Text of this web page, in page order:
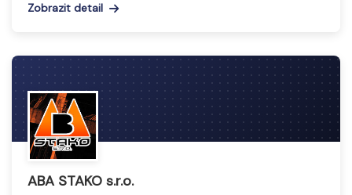
Zobrazit detail
ABA STAKO s.r.o.